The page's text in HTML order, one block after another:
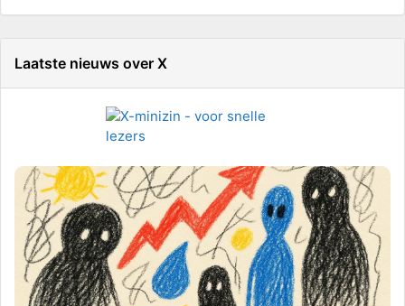
Laatste nieuws over X